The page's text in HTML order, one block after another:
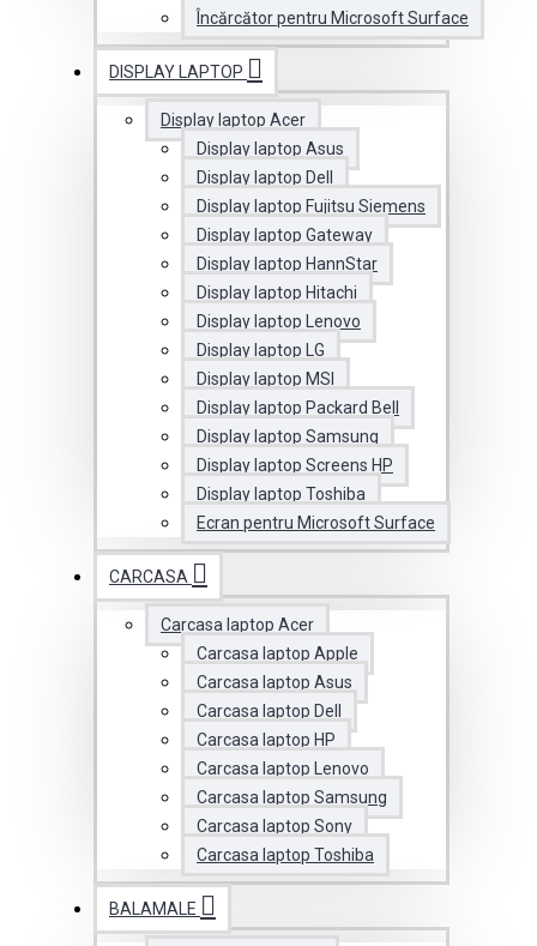
Încărcător pentru Microsoft Surface
DISPLAY LAPTOP
Display laptop Acer
Display laptop Asus
Display laptop Dell
Display laptop Fujitsu Siemens
Display laptop Gateway
Display laptop HannStar
Display laptop Hitachi
Display laptop Lenovo
Display laptop LG
Display laptop MSI
Display laptop Packard Bell
Display laptop Samsung
Display laptop Screens HP
Display laptop Toshiba
Ecran pentru Microsoft Surface
CARCASA
Carcasa laptop Acer
Carcasa laptop Apple
Carcasa laptop Asus
Carcasa laptop Dell
Carcasa laptop HP
Carcasa laptop Lenovo
Carcasa laptop Samsung
Carcasa laptop Sony
Carcasa laptop Toshiba
BALAMALE